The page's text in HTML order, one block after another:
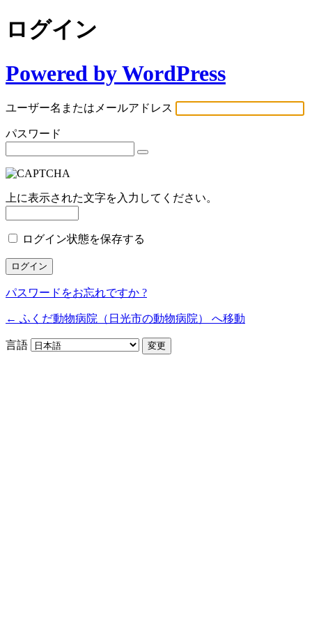
ログイン
Powered by WordPress
ユーザー名またはメールアドレス
パスワード
上に表示された文字を入力してください。
ログイン状態を保存する
パスワードをお忘れですか ?
← ふくだ動物病院（日光市の動物病院） へ移動
言語